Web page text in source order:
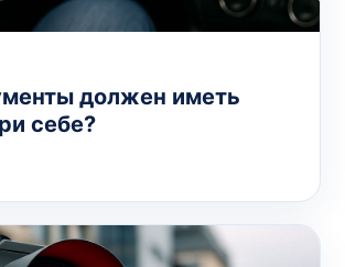
должен иметь
себе?